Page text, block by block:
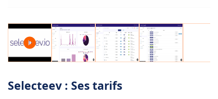
Selecteev : Ses tarifs